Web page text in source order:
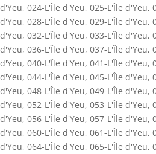
d'Yeu, 024-L'Île d'Yeu, 025-L'Île d'Yeu,
d'Yeu, 028-L'Île d'Yeu, 029-L'Île d'Yeu,
d'Yeu, 032-L'Île d'Yeu, 033-L'Île d'Yeu,
d'Yeu, 036-L'Île d'Yeu, 037-L'Île d'Yeu,
d'Yeu, 040-L'Île d'Yeu, 041-L'Île d'Yeu,
d'Yeu, 044-L'Île d'Yeu, 045-L'Île d'Yeu,
d'Yeu, 048-L'Île d'Yeu, 049-L'Île d'Yeu,
d'Yeu, 052-L'Île d'Yeu, 053-L'Île d'Yeu,
d'Yeu, 056-L'Île d'Yeu, 057-L'Île d'Yeu,
d'Yeu, 060-L'Île d'Yeu, 061-L'Île d'Yeu,
d'Yeu, 064-L'Île d'Yeu, 065-L'Île d'Yeu,